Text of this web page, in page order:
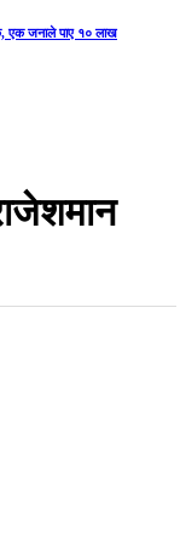
एक जनाले पाए १० लाख